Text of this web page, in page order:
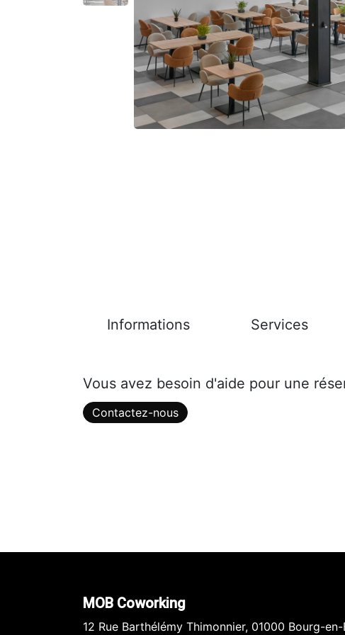
Informations Services
Vous avez besoin d'aide pour une
Contactez-nous
MOB Coworking
12 Rue Barthélémy Thimonnier, 01000 Bourg-en-